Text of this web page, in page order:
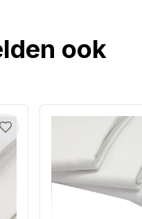
ook
Toevoegen